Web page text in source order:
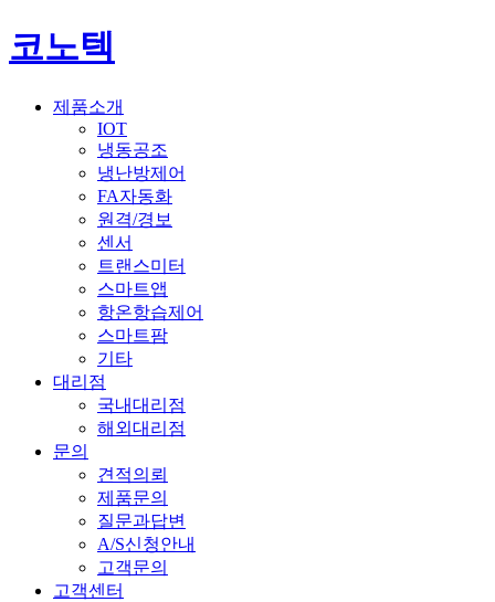
코노텍
제품소개
IOT
냉동공조
냉난방제어
FA자동화
원격/경보
센서
트랜스미터
스마트앱
항온항습제어
스마트팜
기타
대리점
국내대리점
해외대리점
문의
견적의뢰
제품문의
질문과답변
A/S신청안내
고객문의
고객센터